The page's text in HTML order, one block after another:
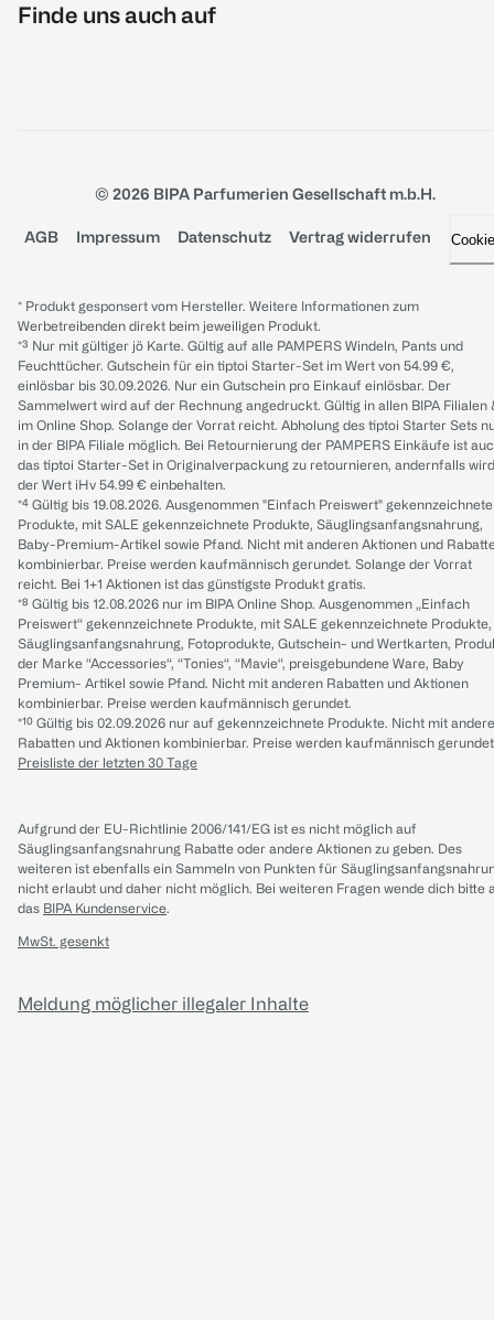
Finde uns auch auf
© 2026 BIPA Parfumerien Gesellschaft m.b.H.
AGB Impressum Datenschutz Vertrag widerrufen
* Produkt gesponsert vom Hersteller. Weitere Informationen zum
Werbetreibenden direkt beim jeweiligen Produkt.
*³ Nur mit gültiger jö Karte. Gültig auf alle PAMPERS Windeln, Pants und
Feuchttücher. Gutschein für ein tiptoi Starter-Set im Wert von 54.99 €,
einlösbar bis 30.09.2026. Nur ein Gutschein pro Einkauf einlösbar. Der
Sammelwert wird auf der Rechnung angedruckt. Gültig in allen BIPA Filialen
im Online Shop. Solange der Vorrat reicht. Abholung des tiptoi Starter Sets
in der BIPA Filiale möglich. Bei Retournierung der PAMPERS Einkäufe ist
das tiptoi Starter-Set in Originalverpackung zu retournieren, andernfalls wird
der Wert iHv 54.99 € einbehalten.
*⁴ Gültig bis 19.08.2026. Ausgenommen "Einfach Preiswert" gekennzeichnete
Produkte, mit SALE gekennzeichnete Produkte, Säuglingsanfangsnahrung,
Baby-Premium-Artikel sowie Pfand. Nicht mit anderen Aktionen und
kombinierbar. Preise werden kaufmännisch gerundet. Solange der Vorrat
reicht. Bei 1+1 Aktionen ist das günstigste Produkt gratis.
*⁸ Gültig bis 12.08.2026 nur im BIPA Online Shop. Ausgenommen „Einfach
Preiswert“ gekennzeichnete Produkte, mit SALE gekennzeichnete Produkte,
Säuglingsanfangsnahrung, Fotoprodukte, Gutschein- und Wertkarten,
der Marke “Accessories“, “Tonies“, “Mavie“, preisgebundene Ware, Baby
Premium- Artikel sowie Pfand. Nicht mit anderen Rabatten und Aktionen
kombinierbar. Preise werden kaufmännisch gerundet.
*¹⁰ Gültig bis 02.09.2026 nur auf gekennzeichnete Produkte. Nicht mit
Rabatten und Aktionen kombinierbar. Preise werden kaufmännisch
Preisliste der letzten 30 Tage
Aufgrund der EU-Richtlinie 2006/141/EG ist es nicht möglich auf
Säuglingsanfangsnahrung Rabatte oder andere Aktionen zu geben. Des
weiteren ist ebenfalls ein Sammeln von Punkten für
nicht erlaubt und daher nicht möglich. Bei weiteren Fragen wende dich bitte
das BIPA Kundenservice.
MwSt. gesenkt
Meldung möglicher illegaler Inhalte